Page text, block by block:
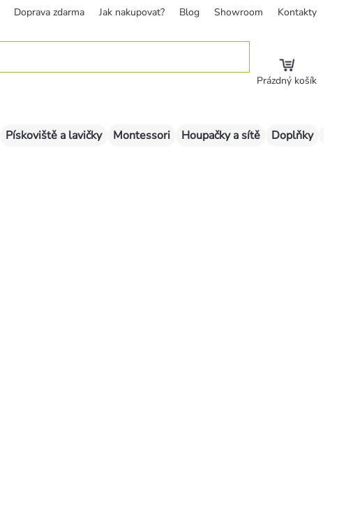
Doprava zdarma Jak nakupovat? Blog Showroom Kontakty
Prázdný košík
Pískoviště a lavičky Montessori Houpačky a sítě Doplňky